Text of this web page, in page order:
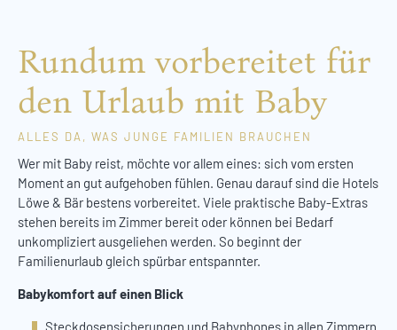
Rundum vorbereitet für
den Urlaub mit Baby
ALLES DA, WAS JUNGE FAMILIEN BRAUCHEN
Wer mit Baby reist, möchte vor allem eines: sich vom ersten
Moment an gut aufgehoben fühlen. Genau darauf sind die Hotels
Löwe & Bär bestens vorbereitet. Viele praktische Baby-Extras
stehen bereits im Zimmer bereit oder können bei Bedarf
unkompliziert ausgeliehen werden. So beginnt der
Familienurlaub gleich spürbar entspannter.
Babykomfort auf einen Blick
Steckdosensicherungen und Babyphones in allen Zimmern